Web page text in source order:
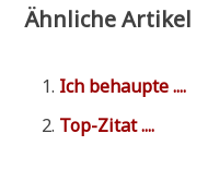
Ähnliche Artikel
Ich behaup­te ....
Top-Zitat ....